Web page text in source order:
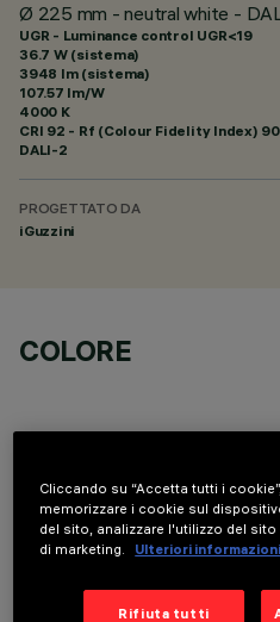
Ø 225 mm - neutral white -
UGR - Luminance control UGR<19
36.7 W (sistema)
3948 lm (sistema)
107.57 lm/W
4000 K
CRI 92 - Rf (Colour Fidelity Index)
DALI-2
PROGETTATO DA
iGuzzini
COLORE
DATI TECNICI
ULTIMO AGGIORNAMENTO: 06/08/
Cliccando su “Accetta tutti i
memorizzare i cookie sul
del sito, analizzare l'utilizzo del
di marketing.
Ulteriori informazioni
Rifiuta tutti